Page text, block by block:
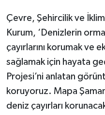
Çevre, Şehircilik ve
Kurum, ‘Denizlerin
çayırlarını korumak ve
sağlamak için hayata
Projesi’ni anlatan
koruyoruz. Mapa
deniz çayırları